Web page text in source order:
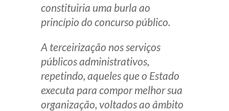
constituiria uma burla ao
princípio do concurso público.
A terceirização nos serviços
públicos administrativos,
repetindo, aqueles que o Estado
executa para compor melhor sua
organização, voltados ao âmbito